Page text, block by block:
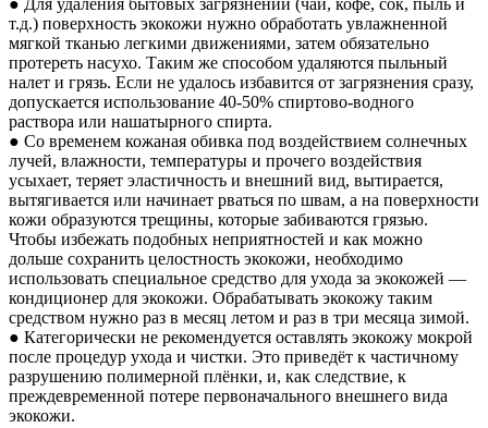
т.д.) поверхность экокожи нужно обработать увлажненной
мягкой тканью легкими движениями, затем обязательно
протереть насухо. Таким же способом удаляются пыльный
налет и грязь. Если не удалось избавится от загрязнения сразу,
допускается использование 40-50% спиртово-водного
раствора или нашатырного спирта.
● Со временем кожаная обивка под воздействием солнечных
лучей, влажности, температуры и прочего воздействия
усыхает, теряет эластичность и внешний вид, вытирается,
вытягивается или начинает рваться по швам, а на поверхности
кожи образуются трещины, которые забиваются грязью.
Чтобы избежать подобных неприятностей и как можно
дольше сохранить целостность экокожи, необходимо
использовать специальное средство для ухода за экокожей —
кондиционер для экокожи. Обрабатывать экокожу таким
средством нужно раз в месяц летом и раз в три месяца зимой.
● Категорически не рекомендуется оставлять экокожу мокрой
после процедур ухода и чистки. Это приведёт к частичному
разрушению полимерной плёнки, и, как следствие, к
преждевременной потере первоначального внешнего вида
экокожи.